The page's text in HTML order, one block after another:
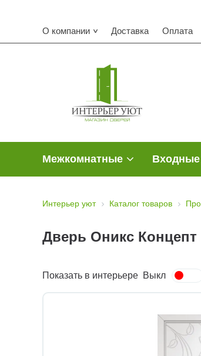
О компании Доставка Оплата
Межкомнатные Входные
Интерьер уют Каталог товаров
Дверь Оникс
Показать в интерьере Выкл